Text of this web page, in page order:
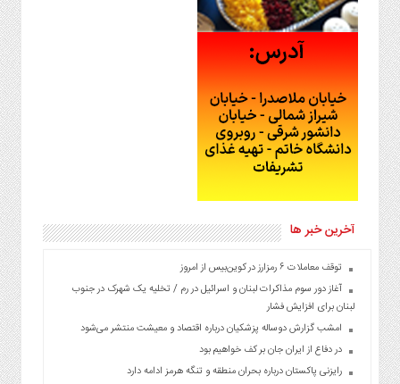
آخرین خبر ها
توقف معاملات ۶ رمزارز در کوین‌بیس از امروز
آغاز دور سوم مذاکرات لبنان و اسرائیل در رم / تخلیه یک شهرک در جنوب
لبنان برای افزایش فشار
امشب گزارش دوساله پزشکیان درباره اقتصاد و معیشت منتشر می‌شود
در دفاع از ایران جان بر کف خواهیم بود
رایزنی پاکستان درباره بحران منطقه و تنگه هرمز ادامه دارد